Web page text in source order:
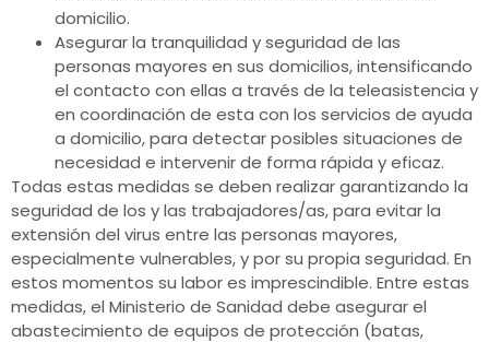
domicilio.
Asegurar la tranquilidad y seguridad de las
personas mayores en sus domicilios, intensificando
el contacto con ellas a través de la teleasistencia y
en coordinación de esta con los servicios de ayuda
a domicilio, para detectar posibles situaciones de
necesidad e intervenir de forma rápida y eficaz.
Todas estas medidas se deben realizar garantizando la
seguridad de los y las trabajadores/as, para evitar la
extensión del virus entre las personas mayores,
especialmente vulnerables, y por su propia seguridad. En
estos momentos su labor es imprescindible. Entre estas
medidas, el Ministerio de Sanidad debe asegurar el
abastecimiento de equipos de protección (batas,